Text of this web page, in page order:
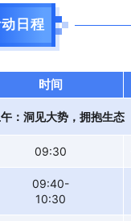
日程
时间
午：洞见大势，拥抱生态
09:30
09:40-
10:30